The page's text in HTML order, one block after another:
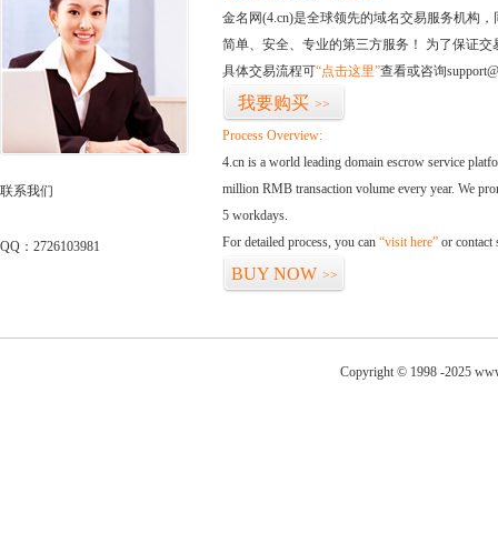
联系我们
QQ：2726103981
金名网(4.cn)是全球领先的域名交易服务机构
简单、安全、专业的第三方服务！ 为了保证
具体交易流程可“点击这里”查看或咨询
我要购买 >>
Process Overview:
4.cn is a world leading domain escrow service
million RMB transaction volume every year. We
5 workdays.
For detailed process, you can “visit here” or contact
BUY NOW >>
Copyright © 1998 -2025